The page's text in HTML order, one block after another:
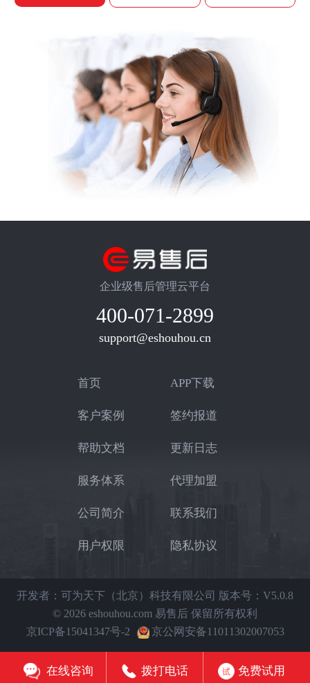
企业级售后管理云平台
400-071-2899
support@eshouhou.cn
首页 APP下载
客户案例 签约报道
帮助文档 更新日志
服务体系 代理加盟
公司简介 联系我们
用户权限 隐私协议
开发者：可为天下（北京）科技有限公司 版本号：V5.0.8
© 2026 eshouhou.com 易售后 保留所有权利
京ICP备15041347号-2
京公网安备11011302007053
在线咨询 拨打电话 免费试用